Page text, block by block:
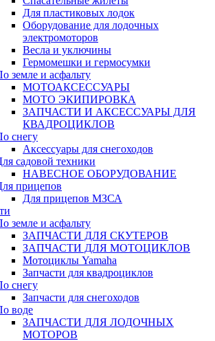
Для пластиковых лодок
Оборудование для лодочных
электромоторов
Весла и уключины
Гермомешки и гермосумки
земле и асфальту
МОТОАКСЕССУАРЫ
МОТО ЭКИПИРОВКА
ЗАПЧАСТИ И АКСЕССУАРЫ ДЛЯ
КВАДРОЦИКЛОВ
снегу
Аксессуары для снегоходов
садовой техники
НАВЕСНОЕ ОБОРУДОВАНИЕ
прицепов
Для прицепов МЗСА
земле и асфальту
ЗАПЧАСТИ ДЛЯ СКУТЕРОВ
ЗАПЧАСТИ ДЛЯ МОТОЦИКЛОВ
Мотоциклы Yamaha
Запчасти для квадроциклов
снегу
Запчасти для снегоходов
воде
ЗАПЧАСТИ ДЛЯ ЛОДОЧНЫХ
МОТОРОВ